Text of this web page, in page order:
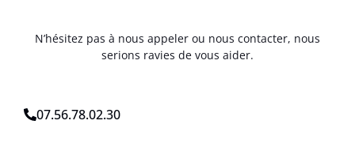
N’hésitez pas à nous appeler ou nous contacter, nous
serions ravies de vous aider.
07.56.78.02.30